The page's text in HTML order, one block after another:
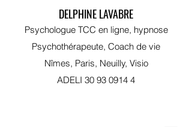
Psychologue TCC en ligne, hypnose
Psychothérapeute, Coach de vie
Nîmes, Paris, Neuilly, Visio
ADELI 30 93 0914 4
DELPHINE LAVABRE